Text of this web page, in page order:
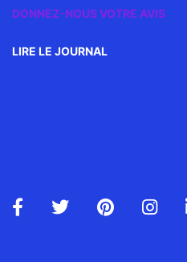
DONNEZ-NOUS VOTRE AVIS
LIRE LE JOURNAL